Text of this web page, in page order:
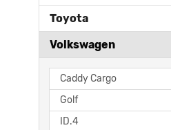
Toyota
Volkswagen
Caddy Cargo
Golf
ID.4